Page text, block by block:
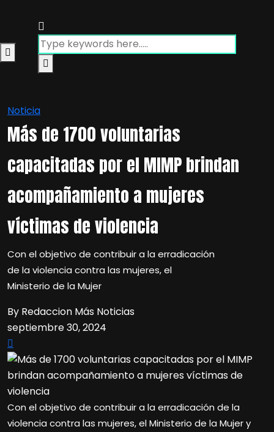
Noticia
Más de 1700 voluntarias
capacitadas por el MIMP brindan
acompañamiento a mujeres
víctimas de violencia
Con el objetivo de contribuir a la erradicación
de la violencia contra las mujeres, el
Ministerio de la Mujer
By Redaccion Más Noticias
septiembre 30, 2024
Con el objetivo de contribuir a la erradicación de la
violencia contra las mujeres, el Ministerio de la Mujer y